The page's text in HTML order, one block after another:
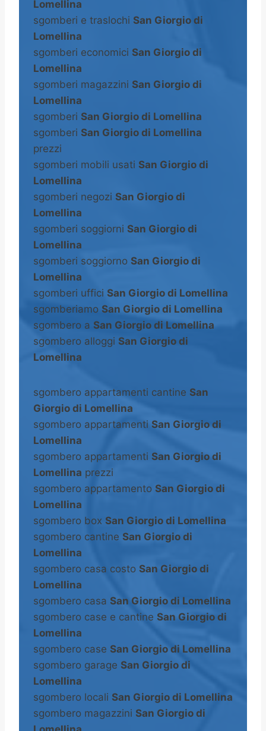
Lomellina
sgomberi e traslochi San Giorgio di
Lomellina
sgomberi economici San Giorgio di
Lomellina
sgomberi magazzini San Giorgio di
Lomellina
sgomberi San Giorgio di Lomellina
sgomberi San Giorgio di Lomellina
prezzi
sgomberi mobili usati San Giorgio di
Lomellina
sgomberi negozi San Giorgio di
Lomellina
sgomberi soggiorni San Giorgio di
Lomellina
sgomberi soggiorno San Giorgio di
Lomellina
sgomberi uffici San Giorgio di Lomellina
sgomberiamo San Giorgio di Lomellina
sgombero a San Giorgio di Lomellina
sgombero alloggi San Giorgio di
Lomellina
sgombero appartamenti cantine San
Giorgio di Lomellina
sgombero appartamenti San Giorgio di
Lomellina
sgombero appartamenti San Giorgio di
Lomellina prezzi
sgombero appartamento San Giorgio di
Lomellina
sgombero box San Giorgio di Lomellina
sgombero cantine San Giorgio di
Lomellina
sgombero casa costo San Giorgio di
Lomellina
sgombero casa San Giorgio di Lomellina
sgombero case e cantine San Giorgio di
Lomellina
sgombero case San Giorgio di Lomellina
sgombero garage San Giorgio di
Lomellina
sgombero locali San Giorgio di Lomellina
sgombero magazzini San Giorgio di